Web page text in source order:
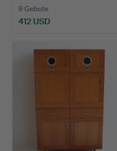
9 Gebote
412 USD